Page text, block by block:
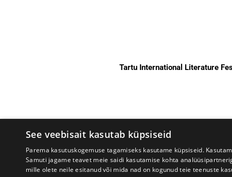
Tartu International Literature
See veebisait kasutab küpsiseid
Parema kasutuskogemuse tagamiseks kasutame küpsiseid.
Samuti jagame teavet meie saidi kasutamise kohta
mille olete neile esitanud või mida nad on kogunud teie teenuste